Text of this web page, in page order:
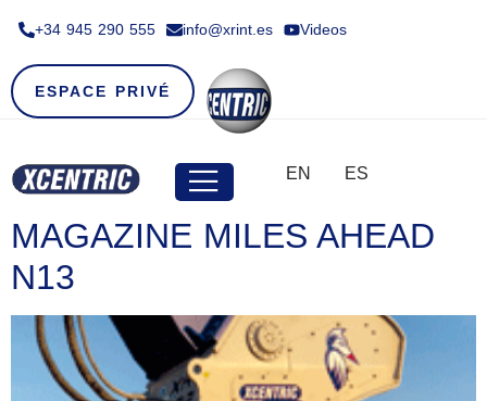
+34 945 290 555​ info@xrint.es Videos
ESPACE PRIVÉ
EN ES
MAGAZINE MILES AHEAD
N13